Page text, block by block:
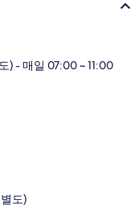
) - 매일 07:00 ~ 11:00
도)